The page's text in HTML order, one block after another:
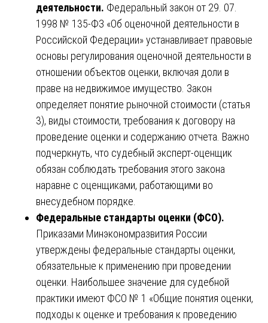
деятельности. Федеральный закон от 29. 07.
1998 № 135-ФЗ «Об оценочной деятельности в
Российской Федерации» устанавливает правовые
основы регулирования оценочной деятельности в
отношении объектов оценки, включая доли в
праве на недвижимое имущество. Закон
определяет понятие рыночной стоимости (статья
3), виды стоимости, требования к договору на
проведение оценки и содержанию отчета. Важно
подчеркнуть, что судебный эксперт-оценщик
обязан соблюдать требования этого закона
наравне с оценщиками, работающими во
внесудебном порядке.
Федеральные стандарты оценки (ФСО).
Приказами Минэкономразвития России
утверждены федеральные стандарты оценки,
обязательные к применению при проведении
оценки. Наибольшее значение для судебной
практики имеют ФСО № 1 «Общие понятия оценки,
подходы к оценке и требования к проведению